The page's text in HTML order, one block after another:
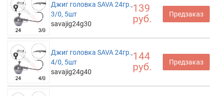
Джиг головка SAVA 24гр.,
3/0, 5шт
savajig24g30
139
руб.
Предзаказ
Джиг головка SAVA 24гр.,
4/0, 5шт
savajig24g40
144
руб.
Предзаказ